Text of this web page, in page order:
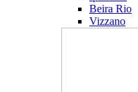
Beira Rio
Vizzano